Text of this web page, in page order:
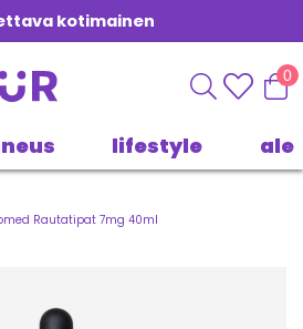
kotimainen
0
lifestyle ale
Rautatipat 7mg 40ml